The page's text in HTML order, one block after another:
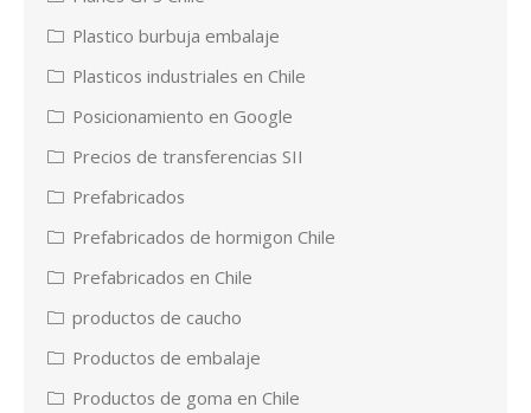
Plastico burbuja embalaje
Plasticos industriales en Chile
Posicionamiento en Google
Precios de transferencias SII
Prefabricados
Prefabricados de hormigon Chile
Prefabricados en Chile
productos de caucho
Productos de embalaje
Productos de goma en Chile